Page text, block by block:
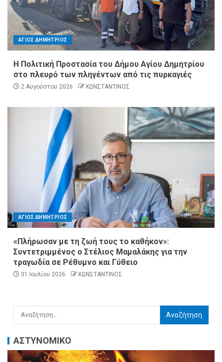
ΑΓΙΟΣ ΔΗΜΗΤΡΙΟΣ
Η Πολιτική Προστασία του Δήμου Αγίου Δημητρίου
στο πλευρό των πληγέντων από τις πυρκαγιές
2 Αυγούστου 2026 ΚΩΝΣΤΑΝΤΙΝΟΣ
ΑΓΙΟΣ ΔΗΜΗΤΡΙΟΣ
«Πλήρωσαν με τη ζωή τους το καθήκον»:
Συντετριμμένος ο Στέλιος Μαμαλάκης για την
τραγωδία σε Ρέθυμνο και Γύθειο
31 Ιουλίου 2026 ΚΩΝΣΤΑΝΤΙΝΟΣ
ΑΣΤΥΝΟΜΙΚΟ